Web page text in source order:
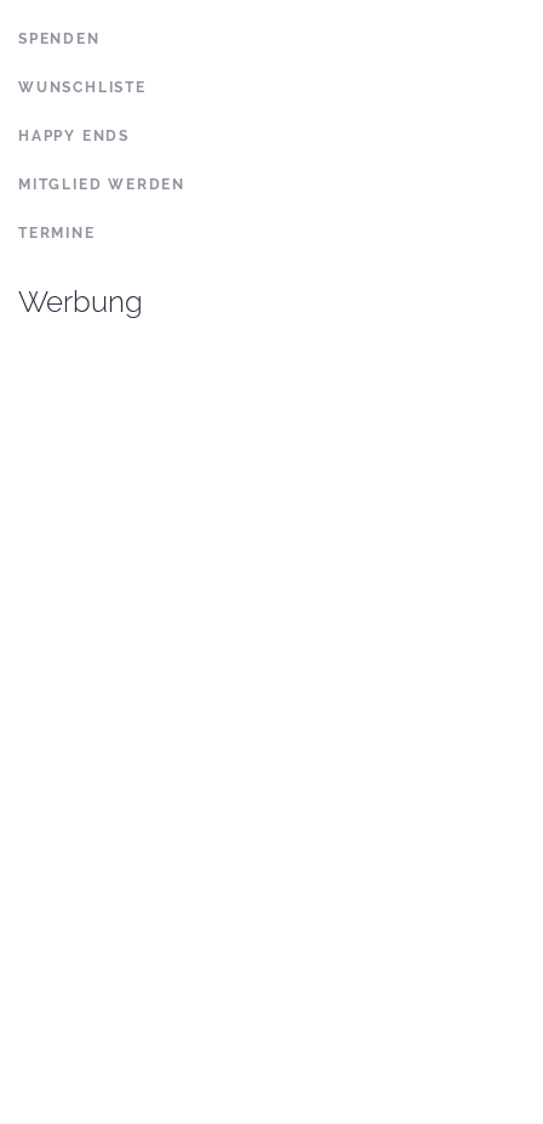
SPENDEN
WUNSCHLISTE
HAPPY ENDS
MITGLIED WERDEN
TERMINE
Werbung